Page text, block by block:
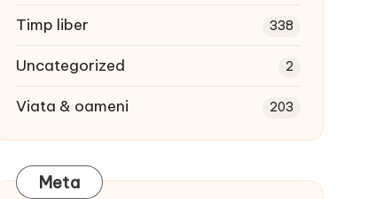
Timp liber 338
Uncategorized 2
Viata & oameni 203
Meta